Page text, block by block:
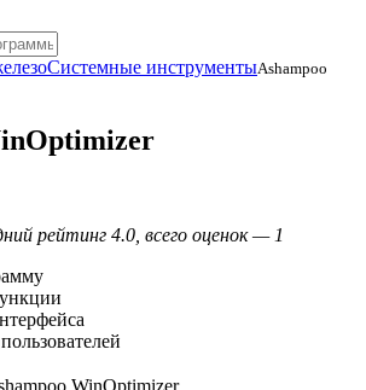
Системные инструментыAshampoo
рейтинг 4.0, всего оценок — 1
WinOptimizer